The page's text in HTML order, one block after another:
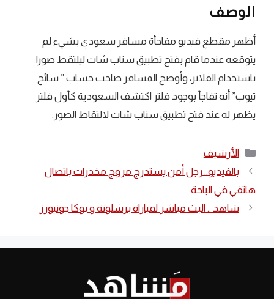
الوصف
أظهر مقطع فيديو مفاجأة مسافر سعودي بشيء لم
يتوقعه عندما قام بفتح تطبيق سناب شات ليلتقط صورا
باستخدام الفلاتر، وأوضح المسافر صاحب حساب ” سائح
تيوب” أنه تفاجأ بوجود فلتر اكتشف السعودية كأول فلتر
يظهر له عند فتح تطبيق سناب شات لالتقاط الصور.
التصنيفات
الأرشيف
بالفيديو.. رجل أمن يستدرج مروج مخدرات باتصال
هاتفي في الباحة
شاهد .. البث مباشر لمباراة برشلونة و بوكا جونيورز